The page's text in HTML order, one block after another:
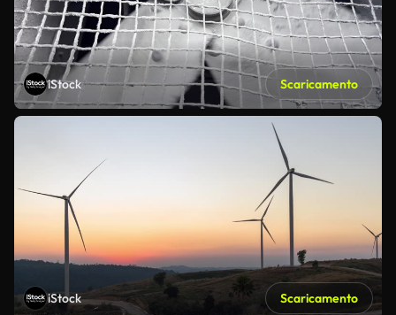
iStock Scaricamento
iStock Scaricamento